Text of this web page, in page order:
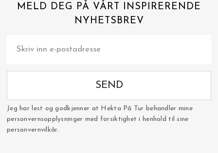
MELD DEG PÅ VÅRT INSPIRERENDE
NYHETSBREV
SEND
Jeg har lest og godkjenner at Hekta På Tur behandler mine
personvernsopplysninger med forsiktighet i henhold til sine
personvernvilkår.